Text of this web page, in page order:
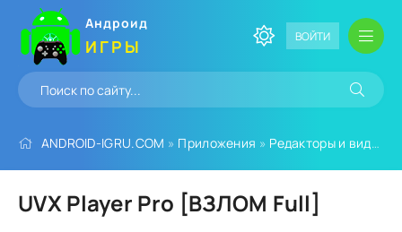
Андроид
ИГРЫ ВОЙТИ
ANDROID-IGRU.COM » Приложения » Редакторы и видеоплееры
UVX Player Pro [ВЗЛОМ Full]